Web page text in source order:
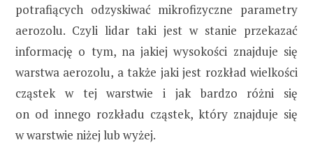
potrafiących odzyskiwać mikrofizyczne parametry
aerozolu. Czyli lidar taki jest w stanie przekazać
informację o tym, na jakiej wysokości znajduje się
warstwa aerozolu, a także jaki jest rozkład wielkości
cząstek w tej warstwie i jak bardzo różni się
on od innego rozkładu cząstek, który znajduje się
w warstwie niżej lub wyżej.